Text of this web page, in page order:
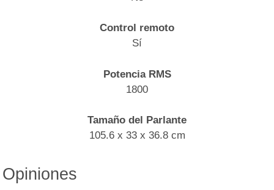
Control remoto
Sí
Potencia RMS
1800
Tamaño del Parlante
105.6 x 33 x 36.8 cm
Opiniones